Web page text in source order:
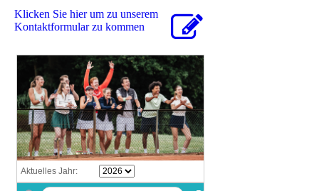
Klicken Sie hier um zu unserem
Kon­takt­for­mu­lar zu kommen